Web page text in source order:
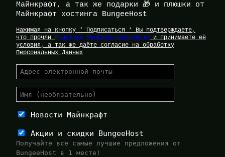
Майнкрафт, а так же подарки 🎁 и плюшки от
Майнкрафт хостинга BungeeHost
Нажимая на кнопку ‘ Подписаться ‘ Вы подтверждаете,
что прочли Политику Конфиденциальности и принимаете её
условия, а так же даёте согласие на обработку
Персональных Данных
Новости Майнкрафт
Акции и скидки BungeeHost
Получайте все самые лучшие предложения от
BungeeHost в 1 месте!